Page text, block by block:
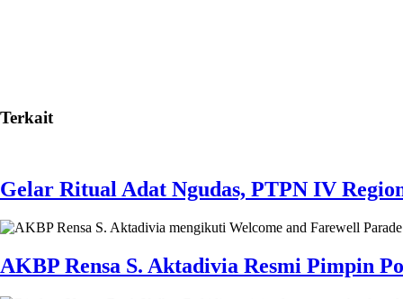
Terkait
Gelar Ritual Adat Ngudas, PTPN IV
AKBP Rensa S. Aktadivia Resmi Pimpin